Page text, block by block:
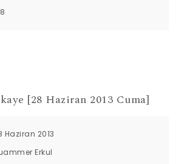
8
[28 Haziran 2013 Cuma]
Haziran 2013
Erkul